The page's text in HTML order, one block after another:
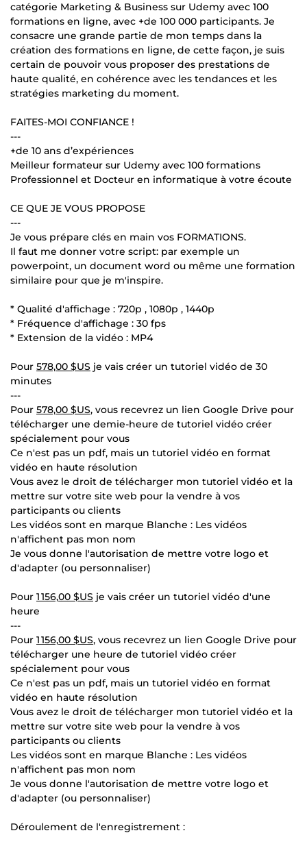
catégorie Marketing & Business sur Udemy avec 100
formations en ligne, avec +de 100 000 participants. Je
consacre une grande partie de mon temps dans la
création des formations en ligne, de cette façon, je suis
certain de pouvoir vous proposer des prestations de
haute qualité, en cohérence avec les tendances et les
stratégies marketing du moment.
FAITES-MOI CONFIANCE !
---
+de 10 ans d’expériences
Meilleur formateur sur Udemy avec 100 formations
Professionnel et Docteur en informatique à votre écoute
CE QUE JE VOUS PROPOSE
---
Je vous prépare clés en main vos FORMATIONS.
Il faut me donner votre script: par exemple un
powerpoint, un document word ou même une formation
similaire pour que je m'inspire.
* Qualité d'affichage : 720p , 1080p , 1440p
* Fréquence d'affichage : 30 fps
* Extension de la vidéo : MP4
Pour 578,00 $US je vais créer un tutoriel vidéo de 30
minutes
---
Pour 578,00 $US, vous recevrez un lien Google Drive pour
télécharger une demie-heure de tutoriel vidéo créer
spécialement pour vous
Ce n'est pas un pdf, mais un tutoriel vidéo en format
vidéo en haute résolution
Vous avez le droit de télécharger mon tutoriel vidéo et la
mettre sur votre site web pour la vendre à vos
participants ou clients
Les vidéos sont en marque Blanche : Les vidéos
n'affichent pas mon nom
Je vous donne l'autorisation de mettre votre logo et
d'adapter (ou personnaliser)
Pour 1 156,00 $US je vais créer un tutoriel vidéo d'une
heure
---
Pour 1 156,00 $US, vous recevrez un lien Google Drive pour
télécharger une heure de tutoriel vidéo créer
spécialement pour vous
Ce n'est pas un pdf, mais un tutoriel vidéo en format
vidéo en haute résolution
Vous avez le droit de télécharger mon tutoriel vidéo et la
mettre sur votre site web pour la vendre à vos
participants ou clients
Les vidéos sont en marque Blanche : Les vidéos
n'affichent pas mon nom
Je vous donne l'autorisation de mettre votre logo et
d'adapter (ou personnaliser)
Déroulement de l'enregistrement :